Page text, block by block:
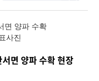
취임 첫날 일정을 마쳤다.
화에 적극 참여할 계획이
익적 가치와 경제적 가
것이다”며 “장안산 선도
성공 모델로 자리매김 할
군은 이번 협약을 발판
임업인과 기업이 상생
써 나갈 방침이다.
시설, 급수시설 등 주요 시
확인했다. 특히 여름철 물
전 등 전기안전사고 예방
전관리 체계를 꼼꼼히 점
가능하도록 안전대책 전
객이 이용하는 ‘장수누리
편의시설을 갖추며 가
면 양파 수확 현장